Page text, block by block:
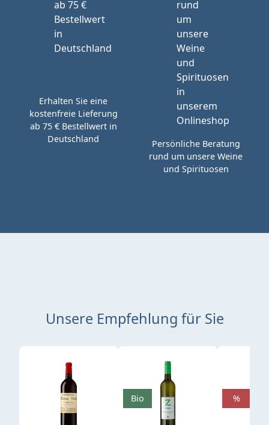
Erhalten Sie eine
kostenfreie Lieferung
ab 75 € Bestellwert in
Deutschland
Persönliche Beratung
rund um unsere Weine
und Spirituosen
Unsere Empfehlung für Sie
Produktgalerie überspringen
Bio %